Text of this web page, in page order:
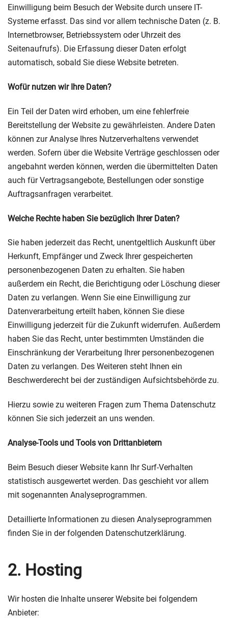
Einwilligung beim Besuch der Website durch unsere IT-
Systeme erfasst. Das sind vor allem technische Daten (z. B.
Internetbrowser, Betriebssystem oder Uhrzeit des
Seitenaufrufs). Die Erfassung dieser Daten erfolgt
automatisch, sobald Sie diese Website betreten.
Wofür nutzen wir Ihre Daten?
Ein Teil der Daten wird erhoben, um eine fehlerfreie
Bereitstellung der Website zu gewährleisten. Andere Daten
können zur Analyse Ihres Nutzerverhaltens verwendet
werden. Sofern über die Website Verträge geschlossen oder
angebahnt werden können, werden die übermittelten Daten
auch für Vertragsangebote, Bestellungen oder sonstige
Auftragsanfragen verarbeitet.
Welche Rechte haben Sie bezüglich Ihrer Daten?
Sie haben jederzeit das Recht, unentgeltlich Auskunft über
Herkunft, Empfänger und Zweck Ihrer gespeicherten
personenbezogenen Daten zu erhalten. Sie haben
außerdem ein Recht, die Berichtigung oder Löschung dieser
Daten zu verlangen. Wenn Sie eine Einwilligung zur
Datenverarbeitung erteilt haben, können Sie diese
Einwilligung jederzeit für die Zukunft widerrufen. Außerdem
haben Sie das Recht, unter bestimmten Umständen die
Einschränkung der Verarbeitung Ihrer personenbezogenen
Daten zu verlangen. Des Weiteren steht Ihnen ein
Beschwerderecht bei der zuständigen Aufsichtsbehörde zu.
Hierzu sowie zu weiteren Fragen zum Thema Datenschutz
können Sie sich jederzeit an uns wenden.
Analyse-Tools und Tools von Dritt­anbietern
Beim Besuch dieser Website kann Ihr Surf-Verhalten
statistisch ausgewertet werden. Das geschieht vor allem
mit sogenannten Analyseprogrammen.
Detaillierte Informationen zu diesen Analyseprogrammen
finden Sie in der folgenden Datenschutzerklärung.
2. Hosting
Wir hosten die Inhalte unserer Website bei folgendem
Anbieter: